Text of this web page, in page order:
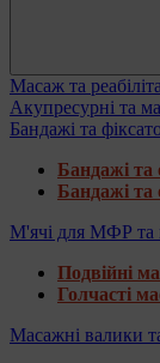
Масаж та
Акупресурні та
Бандажі та
Бандажі та
Бандажі та
М'ячі для МФР та
Подвійні
Голчасті
Масажні валики